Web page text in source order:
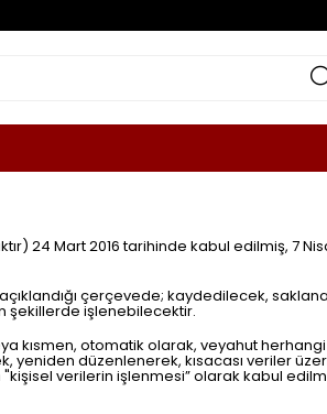
24 Mart 2016 tarihinde kabul edilmiş, 7
açıklandığı çerçevede; kaydedilecek,
şekillerde işlenebilecektir.
kısmen, otomatik olarak, veyahut
düzenlenerek, kısacası veriler
verilerin işlenmesi” olarak kabul